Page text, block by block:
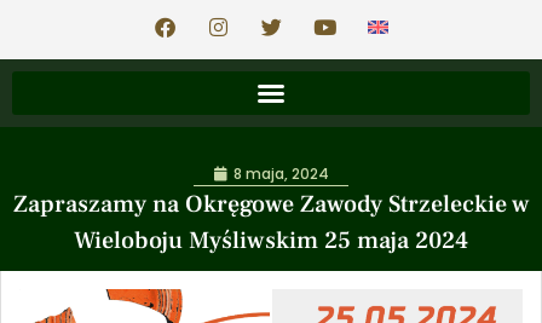
Zapraszamy na Okręgowe Zawody Strzeleckie w
Wieloboju Myśliwskim 25 maja 2024
8 maja, 2024